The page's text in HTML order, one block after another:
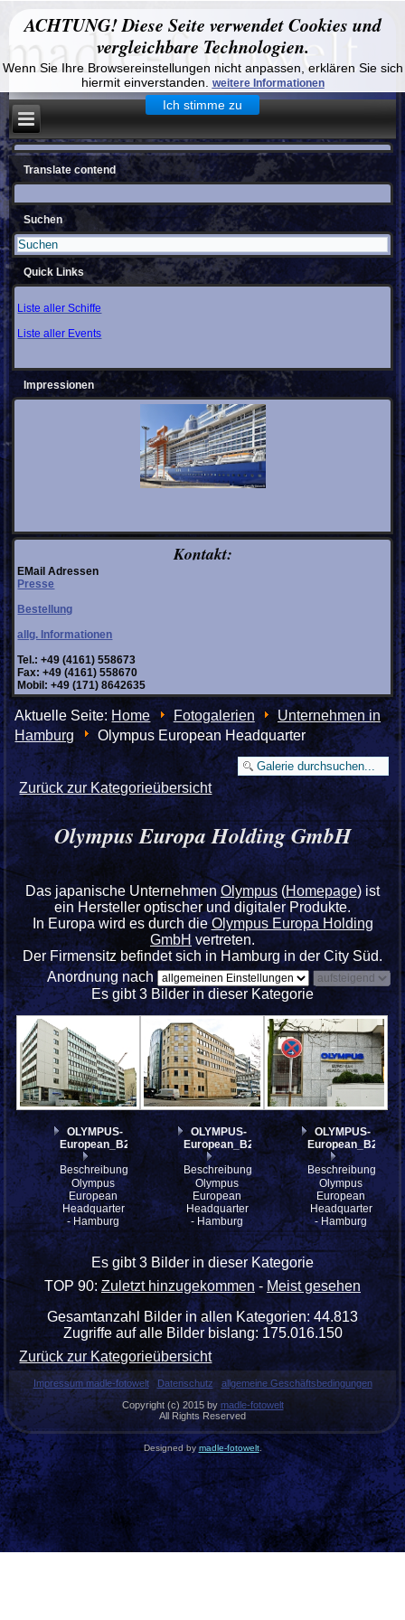
ACHTUNG! Diese Seite verwendet Cookies und
vergleichbare Technologien.
Wenn Sie Ihre Browsereinstellungen nicht anpassen, erklären Sie sich
hiermit einverstanden.
weitere Informationen
Ich stimme zu
Translate contend
Suchen
Quick Links
Liste aller Schiffe
Liste aller Events
Impressionen
Kontakt:
EMail Adressen
Presse
Bestellung
allg. Informationen
Tel.: +49 (4161) 558673
Fax: +49 (4161) 558670
Mobil: +49 (171) 8642635
Aktuelle Seite:Home Fotogalerien
Unternehmen in
Hamburg
Olympus European Headquarter
Zurück zur Kategorieübersicht
Olympus Europa Holding GmbH
Das japanische UnternehmenOlympus (Homepage) ist
ein Hersteller optischer und digitaler Produkte.
In Europa wird es durch dieOlympus Europa Holding
GmbHvertreten.
Der Firmensitz befindet sich in Hamburg in der City Süd.
Anordnung nach
Es gibt 3 Bilder in dieser Kategorie
OLYMPUS-
European_B293293
Beschreibung:
Olympus
European
Headquarter
- Hamburg
OLYMPUS-
European_B293292
Beschreibung:
Olympus
European
Headquarter
- Hamburg
OLYMPUS-
Beschreibung:
Olympus
European
Headquarter
- Hamburg
Es gibt 3 Bilder in dieser Kategorie
TOP 90: Zuletzt hinzugekommen -Meist gesehen
Gesamtanzahl Bilder in allen Kategorien: 44.813
Zugriffe auf alle Bilder bislang: 175.016.150
Zurück zur Kategorieübersicht
Impressum madle-fotowelt Datenschutz
allgemeine Geschäftsbedingungen
Copyright (c) 2015 by madle-fotowelt
All Rights Reserved
Designed by madle-fotowelt.